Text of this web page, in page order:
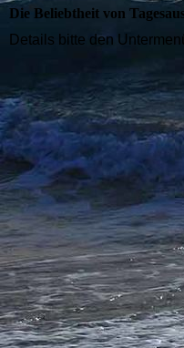
Die Beliebtheit von
Details bitte den